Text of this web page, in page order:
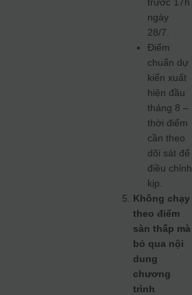
ngày
28/7.
Điểm
chuẩn dự
kiến xuất
hiện đầu
tháng 8 –
thời điểm
cần theo
dõi sát để
điều chỉnh
kịp.
Không chạy
theo điểm
sàn thấp mà
bỏ qua nội
dung
chương
trình